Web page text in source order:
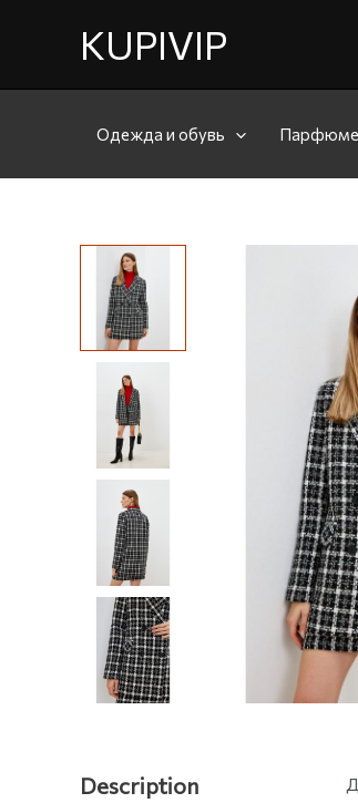
KUPIVIP
Одежда и обувь
Description